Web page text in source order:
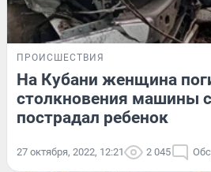
ПРОИСШЕСТВИЯ
На Кубани женщина
столкновения машины
пострадал ребенок
27 октября, 2022, 12:21 2 045